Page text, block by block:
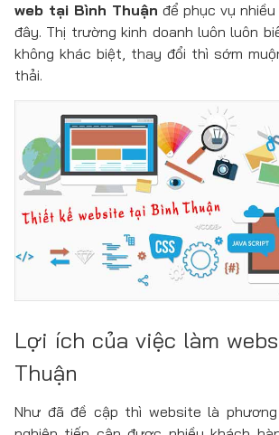
web tại Bình Thuận để phục vụ
đây. Thị trường kinh doanh luôn luôn
không khác biệt, thay đổi thì sớm
thải.
Lợi ích của việc làm
Thuận
Như đã đề cập thì website là